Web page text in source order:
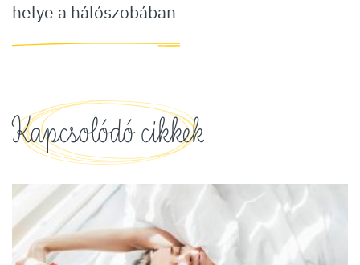
helye a hálószobában
Kapcsolódó cikkek